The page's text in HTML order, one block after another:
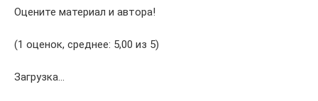
Оцените материал и автора!
(1 оценок, среднее: 5,00 из 5)
Загрузка…